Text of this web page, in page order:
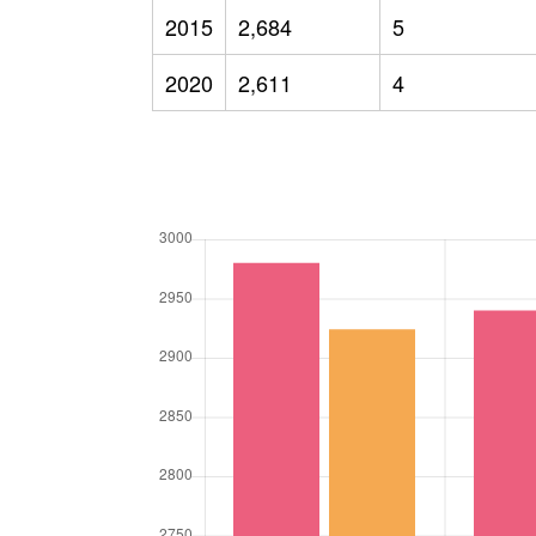
2015 2,684
5
2020
2,611 4